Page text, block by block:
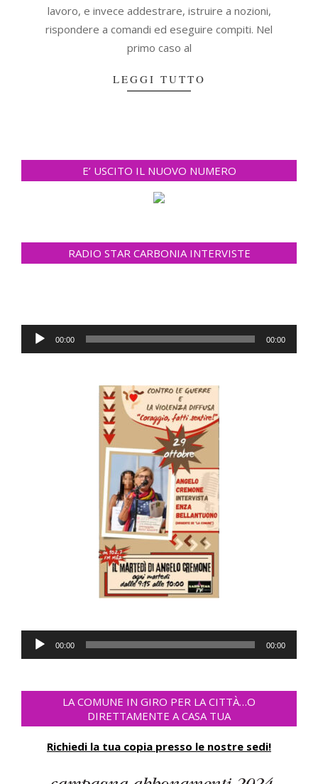
lavoro, e invece addestrare, istruire a nozioni,
rispondere a comandi ed eseguire compiti. Nel
primo caso al
LEGGI TUTTO
E’ USCITO IL NUOVO NUMERO
RADIO STAR CARBONIA INTERVISTE
Audio
Player
00:00 00:00
Audio
Player
00:00 00:00
LA COMUNE IN GIRO PER LA CITTÀ…O
DIRETTAMENTE A CASA TUA
Richiedi la tua copia presso le nostre sedi!